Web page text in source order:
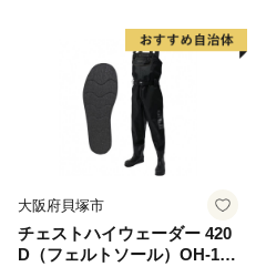
大阪府貝塚市
チェストハイウェーダー 420
D（フェルトソール）OH-104